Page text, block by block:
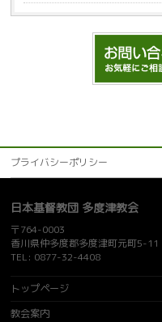
プライバシーポリシー
日本基督教団 多度津教会
〒764-0003
香川県仲多度郡多度津町元町5-11
TEL: 0877-32-4408
トップページ
教会案内